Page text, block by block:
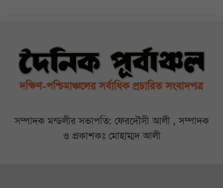
সম্পাদক মন্ডলীর সভাপতি: ফেরদৌসী আলী , সম্পাদক
ও প্রকাশকঃ মোহাম্মদ আলী